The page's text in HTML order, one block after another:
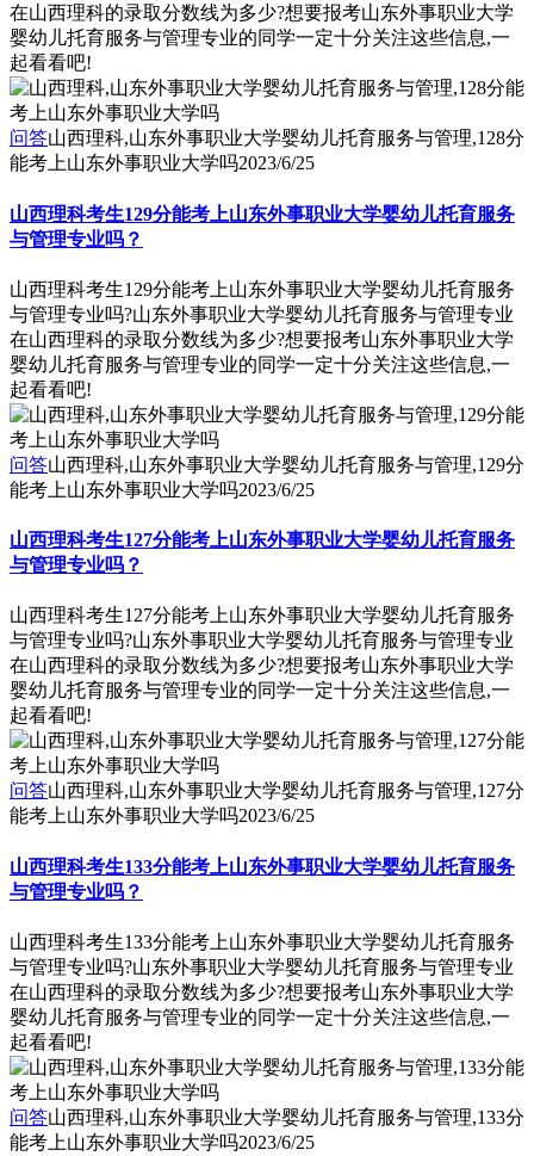
在山西理科的录取分数线为多少?想要报考山东外事职业大学
婴幼儿托育服务与管理专业的同学一定十分关注这些信息,一
起看看吧!
问答山西理科,山东外事职业大学婴幼儿托育服务与管理,128分
能考上山东外事职业大学吗2023/6/25
山西理科考生129分能考上山东外事职业大学婴幼儿托育服务
与管理专业吗？
山西理科考生129分能考上山东外事职业大学婴幼儿托育服务
与管理专业吗?山东外事职业大学婴幼儿托育服务与管理专业
在山西理科的录取分数线为多少?想要报考山东外事职业大学
婴幼儿托育服务与管理专业的同学一定十分关注这些信息,一
起看看吧!
问答山西理科,山东外事职业大学婴幼儿托育服务与管理,129分
能考上山东外事职业大学吗2023/6/25
山西理科考生127分能考上山东外事职业大学婴幼儿托育服务
与管理专业吗？
山西理科考生127分能考上山东外事职业大学婴幼儿托育服务
与管理专业吗?山东外事职业大学婴幼儿托育服务与管理专业
在山西理科的录取分数线为多少?想要报考山东外事职业大学
婴幼儿托育服务与管理专业的同学一定十分关注这些信息,一
起看看吧!
问答山西理科,山东外事职业大学婴幼儿托育服务与管理,127分
能考上山东外事职业大学吗2023/6/25
山西理科考生133分能考上山东外事职业大学婴幼儿托育服务
与管理专业吗？
山西理科考生133分能考上山东外事职业大学婴幼儿托育服务
与管理专业吗?山东外事职业大学婴幼儿托育服务与管理专业
在山西理科的录取分数线为多少?想要报考山东外事职业大学
婴幼儿托育服务与管理专业的同学一定十分关注这些信息,一
起看看吧!
问答山西理科,山东外事职业大学婴幼儿托育服务与管理,133分
能考上山东外事职业大学吗2023/6/25